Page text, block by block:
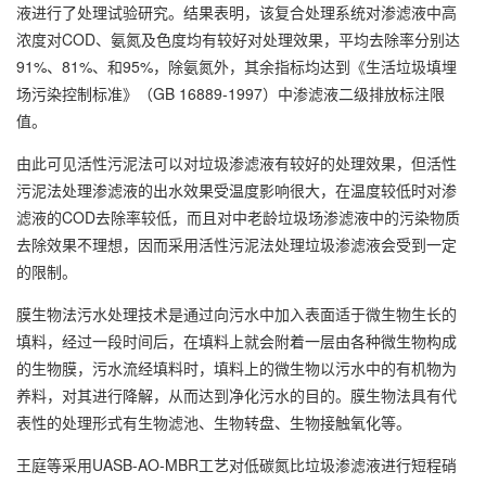
液进行了处理试验研究。结果表明，该复合处理系统对渗滤液中高
浓度对COD、氨氮及色度均有较好对处理效果，平均去除率分别达
91%、81%、和95%，除氨氮外，其余指标均达到《生活垃圾填埋
场污染控制标准》（GB 16889-1997）中渗滤液二级排放标注限
值。
由此可见活性污泥法可以对垃圾渗滤液有较好的处理效果，但活性
污泥法处理渗滤液的出水效果受温度影响很大，在温度较低时对渗
滤液的COD去除率较低，而且对中老龄垃圾场渗滤液中的污染物质
去除效果不理想，因而采用活性污泥法处理垃圾渗滤液会受到一定
的限制。
膜生物法污水处理技术是通过向污水中加入表面适于微生物生长的
填料，经过一段时间后，在填料上就会附着一层由各种微生物构成
的生物膜，污水流经填料时，填料上的微生物以污水中的有机物为
养料，对其进行降解，从而达到净化污水的目的。膜生物法具有代
表性的处理形式有生物滤池、生物转盘、生物接触氧化等。
王庭等采用UASB-AO-MBR工艺对低碳氮比垃圾渗滤液进行短程硝